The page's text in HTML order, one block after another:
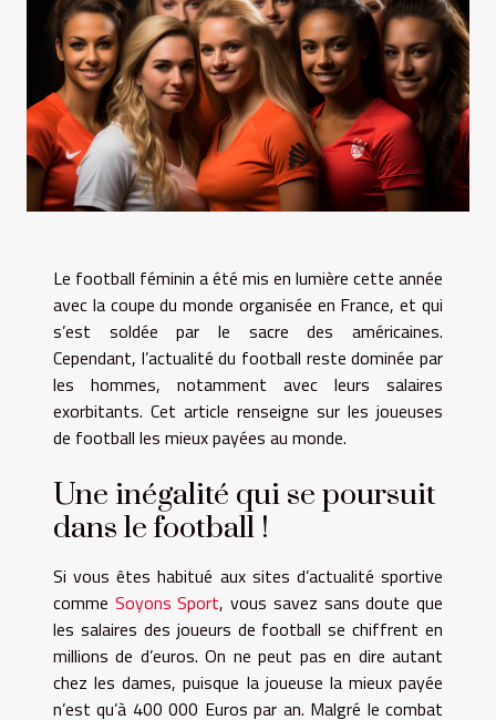
Le football féminin a été mis en lumière cette année
avec la coupe du monde organisée en France, et qui
s’est soldée par le sacre des américaines.
Cependant, l’actualité du football reste dominée par
les hommes, notamment avec leurs salaires
exorbitants. Cet article renseigne sur les joueuses
de football les mieux payées au monde.
Une inégalité qui se poursuit
dans le football !
Si vous êtes habitué aux sites d’actualité sportive
comme Soyons Sport, vous savez sans doute que
les salaires des joueurs de football se chiffrent en
millions de d’euros. On ne peut pas en dire autant
chez les dames, puisque la joueuse la mieux payée
n’est qu’à 400 000 Euros par an. Malgré le combat